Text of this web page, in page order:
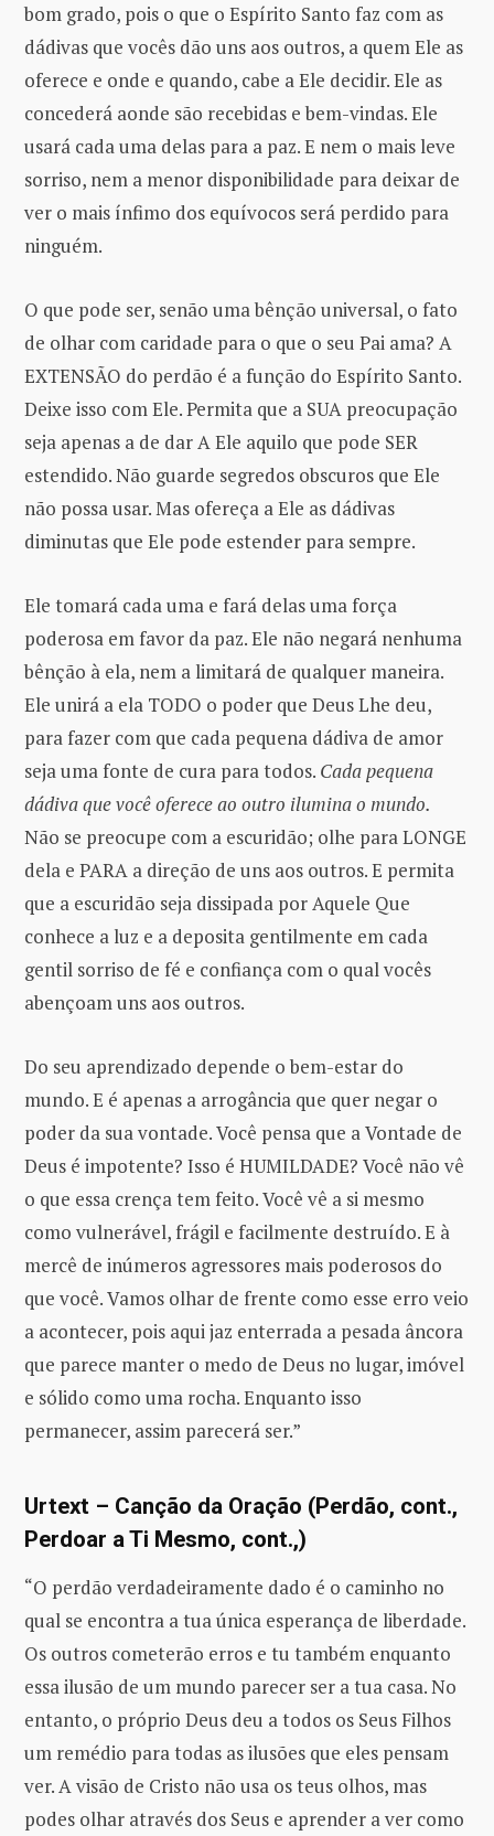
bom grado, pois o que o Espírito Santo faz com as
dádivas que vocês dão uns aos outros, a quem Ele as
oferece e onde e quando, cabe a Ele decidir. Ele as
concederá aonde são recebidas e bem-vindas. Ele
usará cada uma delas para a paz. E nem o mais leve
sorriso, nem a menor disponibilidade para deixar de
ver o mais ínfimo dos equívocos será perdido para
ninguém.
O que pode ser, senão uma bênção universal, o fato
de olhar com caridade para o que o seu Pai ama? A
EXTENSÃO do perdão é a função do Espírito Santo.
Deixe isso com Ele. Permita que a SUA preocupação
seja apenas a de dar A Ele aquilo que pode SER
estendido. Não guarde segredos obscuros que Ele
não possa usar. Mas ofereça a Ele as dádivas
diminutas que Ele pode estender para sempre.
Ele tomará cada uma e fará delas uma força
poderosa em favor da paz. Ele não negará nenhuma
bênção à ela, nem a limitará de qualquer maneira.
Ele unirá a ela TODO o poder que Deus Lhe deu,
para fazer com que cada pequena dádiva de amor
seja uma fonte de cura para todos. Cada pequena
dádiva que você oferece ao outro ilumina o mundo.
Não se preocupe com a escuridão; olhe para LONGE
dela e PARA a direção de uns aos outros. E permita
que a escuridão seja dissipada por Aquele Que
conhece a luz e a deposita gentilmente em cada
gentil sorriso de fé e confiança com o qual vocês
abençoam uns aos outros.
Do seu aprendizado depende o bem-estar do
mundo. E é apenas a arrogância que quer negar o
poder da sua vontade. Você pensa que a Vontade de
Deus é impotente? Isso é HUMILDADE? Você não vê
o que essa crença tem feito. Você vê a si mesmo
como vulnerável, frágil e facilmente destruído. E à
mercê de inúmeros agressores mais poderosos do
que você. Vamos olhar de frente como esse erro veio
a acontecer, pois aqui jaz enterrada a pesada âncora
que parece manter o medo de Deus no lugar, imóvel
e sólido como uma rocha. Enquanto isso
permanecer, assim parecerá ser.”
Urtext – Canção da Oração (Perdão, cont.,
Perdoar a Ti Mesmo, cont.,)
“O perdão verdadeiramente dado é o caminho no
qual se encontra a tua única esperança de liberdade.
Os outros cometerão erros e tu também enquanto
essa ilusão de um mundo parecer ser a tua casa. No
entanto, o próprio Deus deu a todos os Seus Filhos
um remédio para todas as ilusões que eles pensam
ver. A visão de Cristo não usa os teus olhos, mas
podes olhar através dos Seus e aprender a ver como